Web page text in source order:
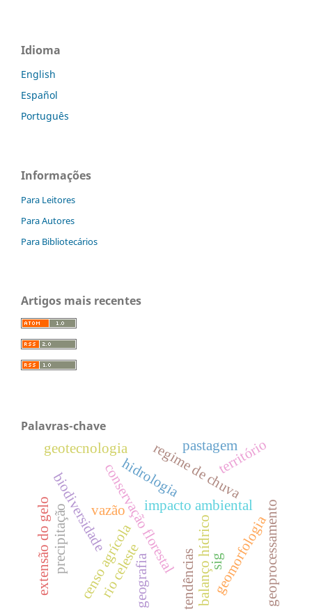
Idioma
English
Español
Português
Informações
Para Leitores
Para Autores
Para Bibliotecários
Artigos mais recentes
Palavras-chave
conservação florestalimpacto ambiental
censo agrícola
biodiversidade
rio celeste tendências
precipitação vazão
balanço hídricogeomorfologiageoprocessamento
hidrologiaregime de chuva
extensão do gelo
território
pastagem
geografia
geotecnologia
sig